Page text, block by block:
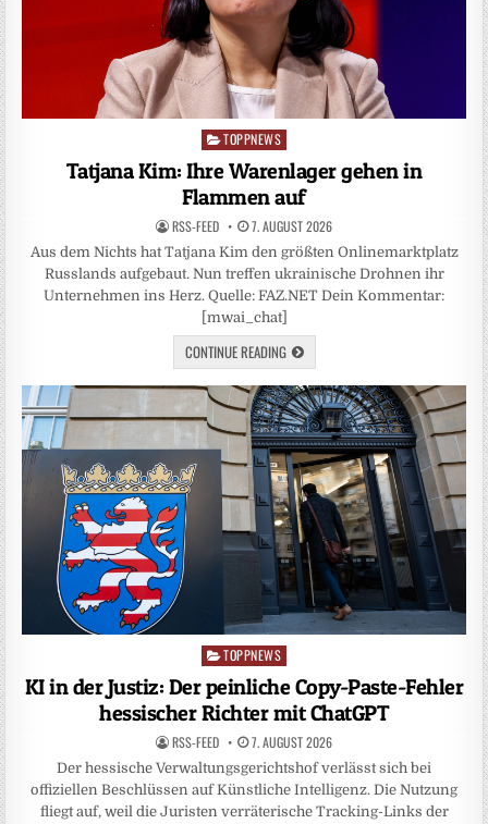
Posted
TOPPNEWS
Tatjana Kim: Ihre Warenlager gehen in
Flammen auf
RSS-FEED 7. AUGUST 2026
Aus dem Nichts hat Tatjana Kim den größten Onlinemarktplatz
Russlands aufgebaut. Nun treffen ukrainische Drohnen ihr
Unternehmen ins Herz. Quelle: FAZ.NET Dein Kommentar:
[mwai_chat]
CONTINUE READING
Posted
TOPPNEWS
KI in der Justiz: Der peinliche Copy-Paste-Fehler
hessischer Richter mit ChatGPT
RSS-FEED 7. AUGUST 2026
Der hessische Verwaltungsgerichtshof verlässt sich bei
offiziellen Beschlüssen auf Künstliche Intelligenz. Die Nutzung
fliegt auf, weil die Juristen verräterische Tracking-Links der